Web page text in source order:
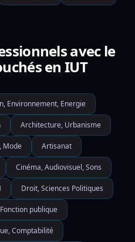
avec le
en IUT
Environnement, Energie
Architecture, Urbanisme
Mode Artisanat
Cinéma, Audiovisuel, Sons
Droit, Sciences Politiques
publique
Comptabilité